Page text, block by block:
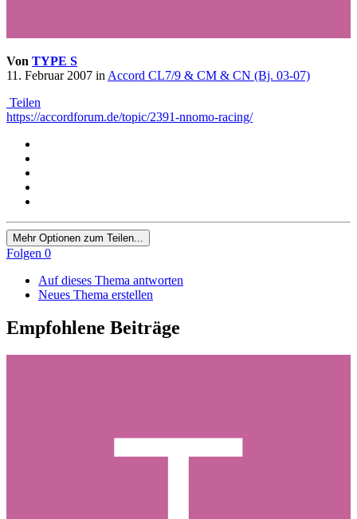
Von TYPE S
11. Februar 2007 in Accord CL7/9 & CM & CN (Bj. 03-07)
Teilen
https://accordforum.de/topic/2391-nnomo-racing/
Mehr Optionen zum Teilen...
Folgen 0
Auf dieses Thema antworten
Neues Thema erstellen
Empfohlene Beiträge